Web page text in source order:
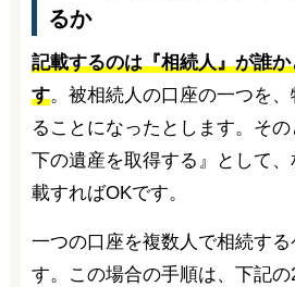
るか
記載するのは『相続人』が誰
す。被相続人の口座の一つを
ることになったとします。そ
下の遺産を取得する』として
載すればOKです。
一つの口座を複数人で相続する
す。この場合の手順は、下記